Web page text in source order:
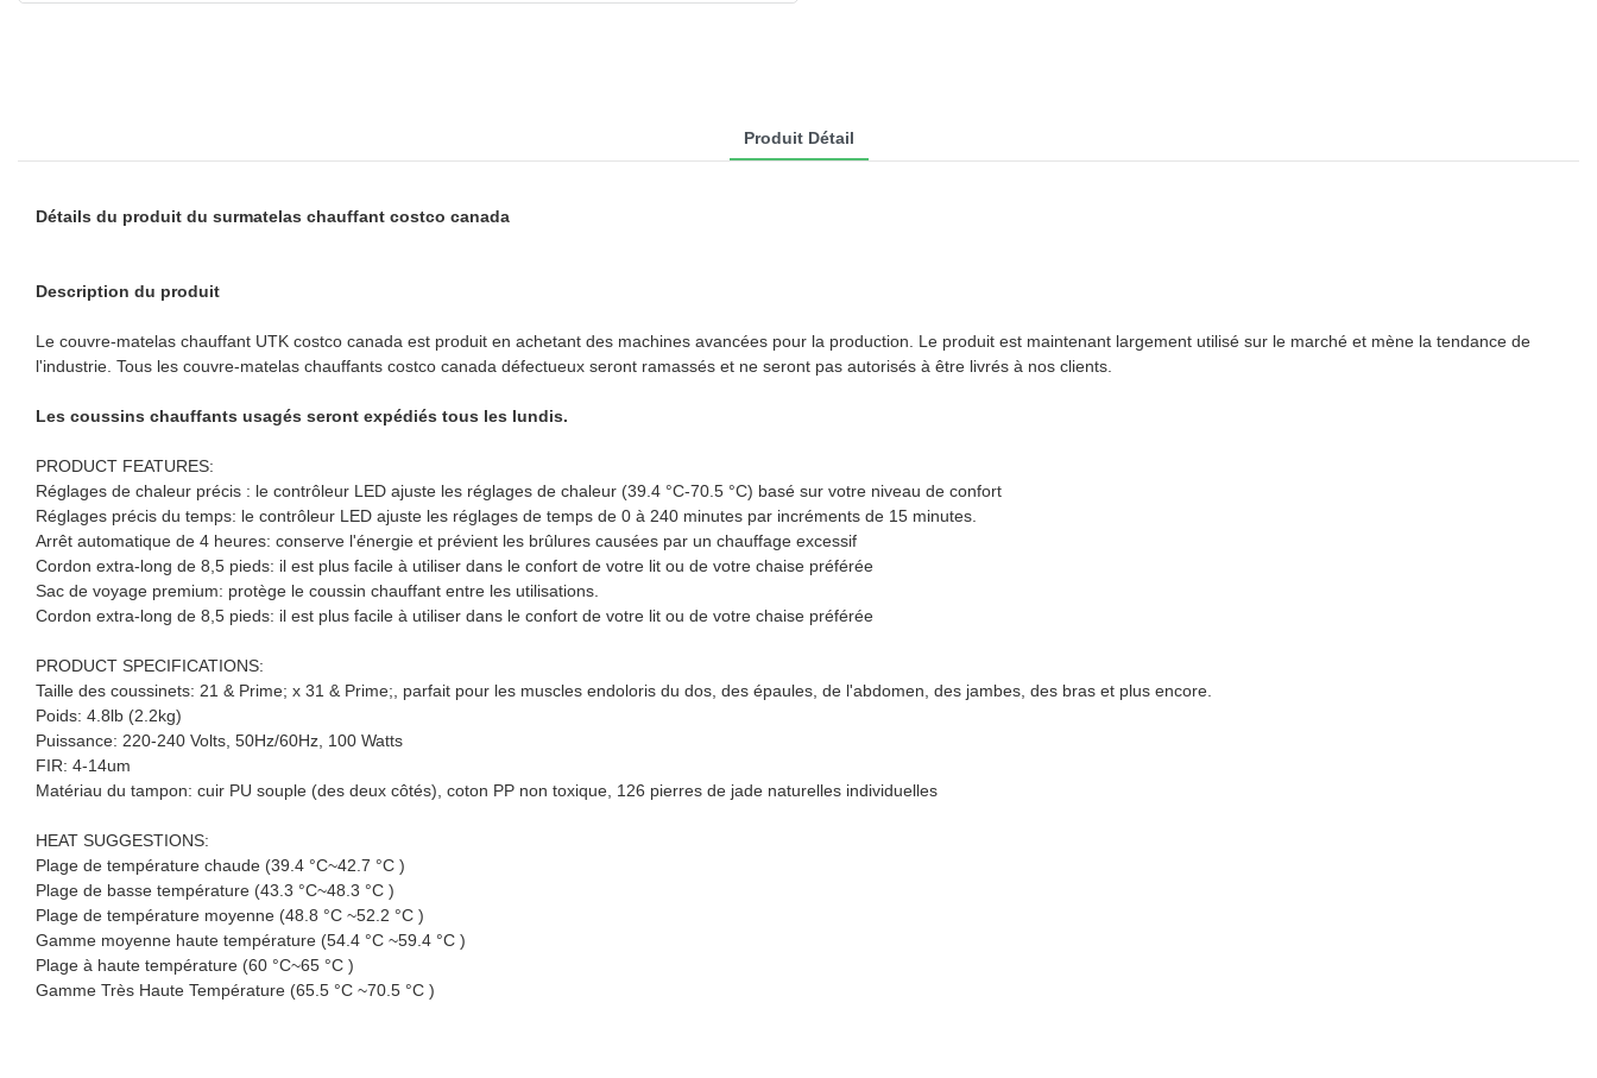
Produit Détail
Détails du produit du surmatelas chauffant costco canada
Description du produit
Le couvre-matelas chauffant UTK costco canada est produit en achetant des machines avancées pour la production. Le produit est maintenant largement utilisé sur le marché et mène la tendance de
l'industrie. Tous les couvre-matelas chauffants costco canada défectueux seront ramassés et ne seront pas autorisés à être livrés à nos clients.
Les coussins chauffants usagés seront expédiés tous les lundis.
PRODUCT FEATURES:
Réglages de chaleur précis : le contrôleur LED ajuste les réglages de chaleur (39.4 °C-70.5 °C) basé sur votre niveau de confort
Réglages précis du temps: le contrôleur LED ajuste les réglages de temps de 0 à 240 minutes par incréments de 15 minutes.
Arrêt automatique de 4 heures: conserve l'énergie et prévient les brûlures causées par un chauffage excessif
Cordon extra-long de 8,5 pieds: il est plus facile à utiliser dans le confort de votre lit ou de votre chaise préférée
Sac de voyage premium: protège le coussin chauffant entre les utilisations.
Cordon extra-long de 8,5 pieds: il est plus facile à utiliser dans le confort de votre lit ou de votre chaise préférée
PRODUCT SPECIFICATIONS:
Taille des coussinets: 21 & Prime; x 31 & Prime;, parfait pour les muscles endoloris du dos, des épaules, de l'abdomen, des jambes, des bras et plus encore.
Poids: 4.8lb (2.2kg)
Puissance: 220-240 Volts, 50Hz/60Hz, 100 Watts
FIR: 4-14um
Matériau du tampon: cuir PU souple (des deux côtés), coton PP non toxique, 126 pierres de jade naturelles individuelles
HEAT SUGGESTIONS:
Plage de température chaude (39.4 °C~42.7 °C )
Plage de basse température (43.3 °C~48.3 °C )
Plage de température moyenne (48.8 °C ~52.2 °C )
Gamme moyenne haute température (54.4 °C ~59.4 °C )
Plage à haute température (60 °C~65 °C )
Gamme Très Haute Température (65.5 °C ~70.5 °C )